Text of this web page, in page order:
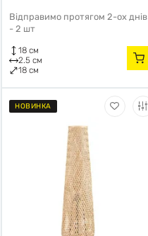
Відправимо протягом 2-ох днів
- 2 шт
18 см
2.5 см
18 см
НОВИНКА